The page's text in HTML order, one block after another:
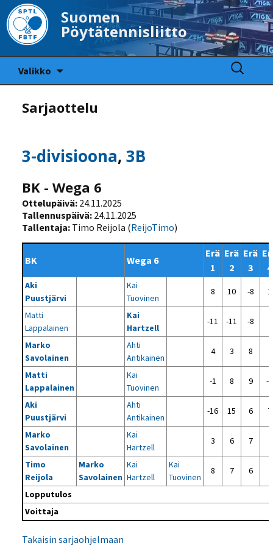
Suomen
Pöytätennisliitto
Valikko
Haku:
Sarjaottelu
3-divisioona,3B
BK - Wega 6
Ottelupäivä: 24.11.2025
Tallennuspäivä: 24.11.2025
Tallentaja: Timo Reijola (ReijoTimo)
BK Wega 6
Erä
1
Erä
2
Erä
3
4
Aki
Puustjärvi
Kai
Tuovinen
8 10 -8 1
Matti
Lappalainen
Kai
Hartzell
-11 -11 -8
Marko
Savolainen
Ahti
Antikainen
4 3 8
Matti
Lappalainen
Kai
Tuovinen
-1 8 9 -9
Aki
Puustjärvi
Ahti
Antikainen
-16 15 6 7
Marko
Savolainen
Kai
Hartzell
3 6 7
Timo
Reijola
Marko
Savolainen
Kai
Hartzell
Kai
Tuovinen
8 7 6
Lopputulos
Voittaja
Takaisin sarjaohjelmaan